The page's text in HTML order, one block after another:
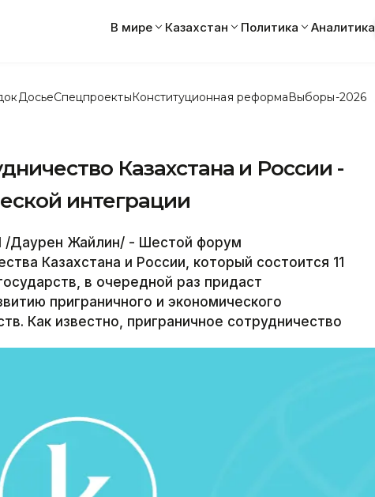
В мире Казахстан Политика Аналитика
ДосьеСпецпроектыКонституционная реформаВыборы-2026
Казахстана и России -
интеграции
Даурен Жайлин/ - Шестой форум
Казахстана и России, который состоится 11
в очередной раз придаст
приграничного и экономического
Как известно, приграничное сотрудничество